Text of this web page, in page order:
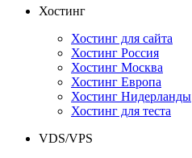
Хостинг
Хостинг для сайта
Хостинг Россия
Хостинг Москва
Хостинг Европа
Хостинг Нидерланды
Хостинг для теста
VDS/VPS